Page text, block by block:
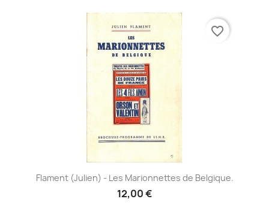
Flament (Julien) - Les Marionnettes de Belgique.
12,00 €
favorite_border